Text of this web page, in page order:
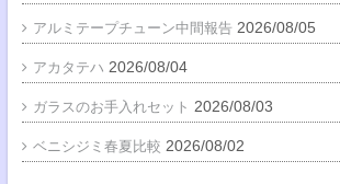
アルミテープチューン中間報告 2026/08/05
アカタテハ 2026/08/04
ガラスのお手入れセット 2026/08/03
ベニシジミ春夏比較 2026/08/02